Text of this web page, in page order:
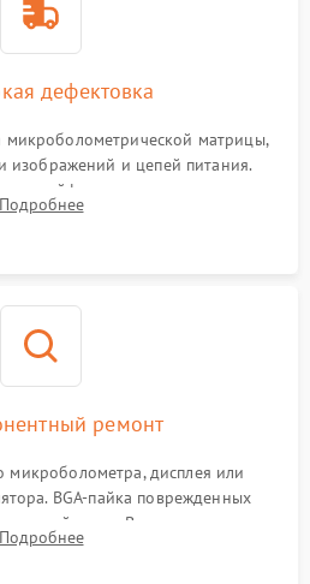
дефектовка
микроболометрической матрицы,
изображений и цепей питания.
шлейфов, модуля памяти и
сгоревших SMD-компонентов
Подробнее
ремонт
микроболометра, дисплея или
BGA-пайка поврежденных
плате. Восстановление
поврежденных элементов
Подробнее